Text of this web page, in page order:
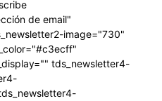
de email"
image="730"
tds_newsletter4-